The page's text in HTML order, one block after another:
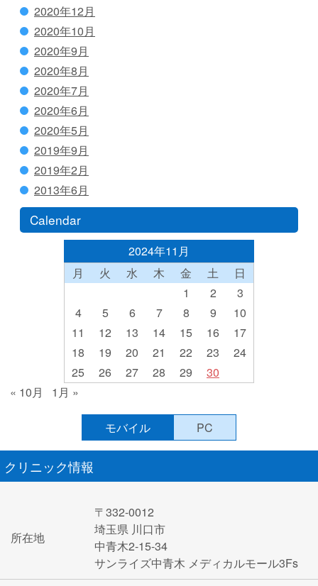
2020年12月
2020年10月
2020年9月
2020年8月
2020年7月
2020年6月
2020年5月
2019年9月
2019年2月
2013年6月
Calendar
2024年11月
月
火 水 木 金 土
日
1
2
3
4
5 6 7 8 9
10
11
12 13 14 15 16
17
18
19 20 21 22 23
24
25
26 27 28 29
30
« 10月
1月 »
モバイル PC
クリニック情報
所在地
〒332-0012
埼玉県 川口市
中青木2-15-34
サンライズ中青木 メディカルモール3Fs